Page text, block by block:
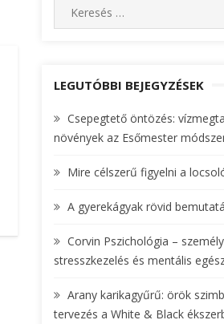
e
c
f
o
:
LEGUTÓBBI BEJEGYZÉSEK
Csepegtető öntözés:
növények az Esőmester
Mire célszerű figyelni a
A gyerekágyak rövid
Corvin Pszichológia –
stresszkezelés és mentális
Arany karikagyűrű: örök
tervezés a White & Black